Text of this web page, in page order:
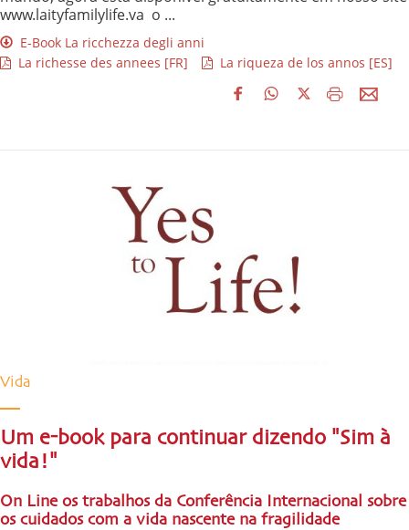
www.laityfamilylife.va o ...
E-Book La ricchezza degli anni
La richesse des annees [FR]
La riqueza de los annos [ES]
Vida
Um e-book para continuar dizendo "Sim à
vida!"
On Line os trabalhos da Conferência Internacional sobre
os cuidados com a vida nascente na fragilidade